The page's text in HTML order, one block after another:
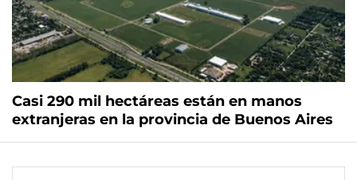
Casi 290 mil hectáreas están en manos
extranjeras en la provincia de Buenos Aires